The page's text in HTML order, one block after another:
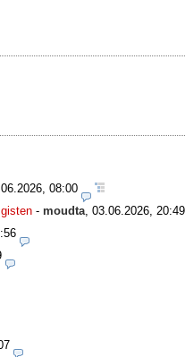
08:00
- moudta 03.06.2026, 20:49